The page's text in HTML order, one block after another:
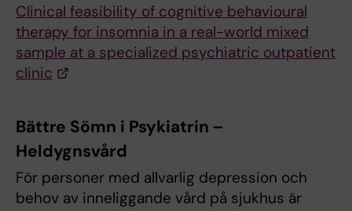
Clinical feasibility of cognitive behavioural
therapy for insomnia in a real-world mixed
sample at a specialized psychiatric outpatient
clinic
Bättre Sömn i Psykiatrin –
Heldygnsvård
För personer med allvarlig depression och
behov av inneliggande vård på sjukhus är